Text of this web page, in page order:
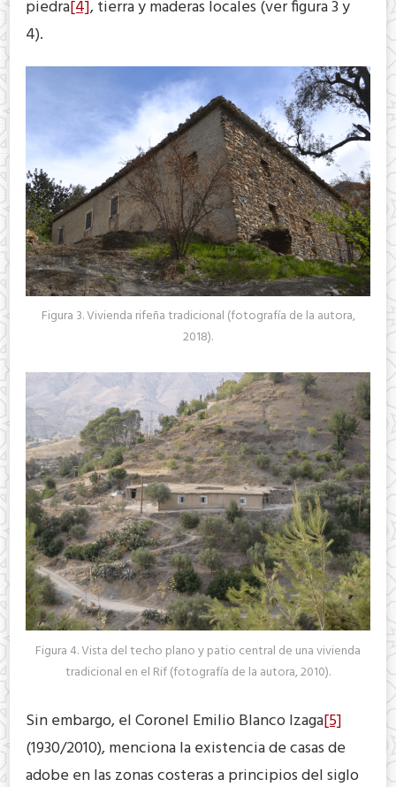
piedra[4], tierra y maderas locales (ver figura 3 y
4).
Figura 3. Vivienda rifeña tradicional (fotografía de la autora,
2018).
Figura 4. Vista del techo plano y patio central de una vivienda
tradicional en el Rif (fotografía de la autora, 2010).
Sin embargo, el Coronel Emilio Blanco Izaga[5]
(1930/2010), menciona la existencia de casas de
adobe en las zonas costeras a principios del siglo